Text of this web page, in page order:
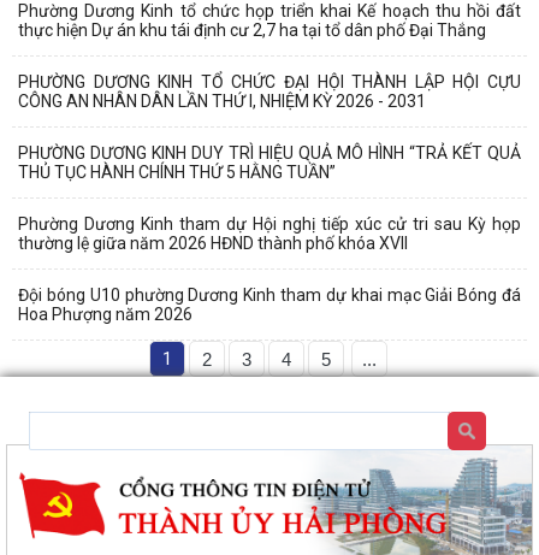
Phường Dương Kinh tổ chức họp triển khai Kế hoạch thu hồi đất
thực hiện Dự án khu tái định cư 2,7 ha tại tổ dân phố Đại Thắng
PHƯỜNG DƯƠNG KINH TỔ CHỨC ĐẠI HỘI THÀNH LẬP HỘI CỰU
CÔNG AN NHÂN DÂN LẦN THỨ I, NHIỆM KỲ 2026 - 2031
PHƯỜNG DƯƠNG KINH DUY TRÌ HIỆU QUẢ MÔ HÌNH “TRẢ KẾT QUẢ
THỦ TỤC HÀNH CHÍNH THỨ 5 HẰNG TUẦN”
Phường Dương Kinh tham dự Hội nghị tiếp xúc cử tri sau Kỳ họp
thường lệ giữa năm 2026 HĐND thành phố khóa XVII
Đội bóng U10 phường Dương Kinh tham dự khai mạc Giải Bóng đá
Hoa Phượng năm 2026
1 2 3 4 5 ...